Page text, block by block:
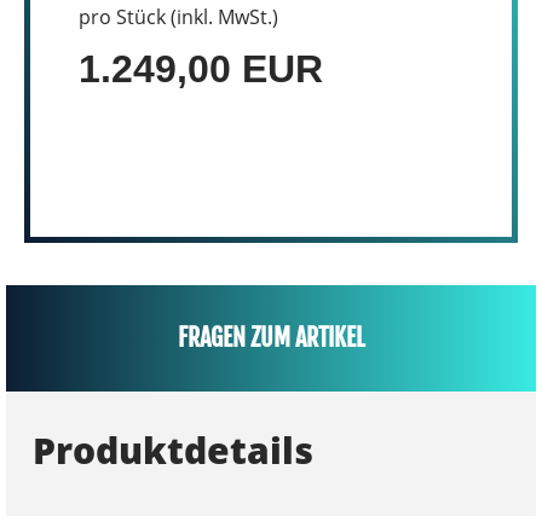
pro Stück (inkl. MwSt.)
1.249,00 EUR
FRAGEN ZUM ARTIKEL
Produktdetails